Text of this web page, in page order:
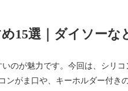
15選｜ダイソーな
のが魅力です。今回は、シリ
ンがま口や、キーホルダー付き